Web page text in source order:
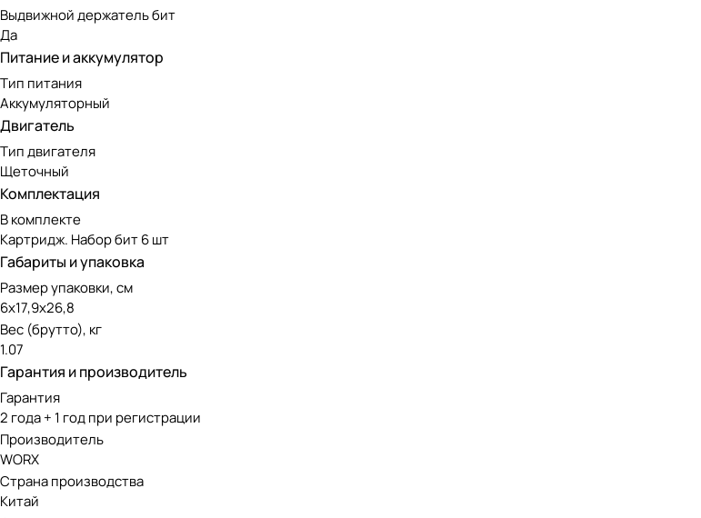
Выдвижной держатель бит
Да
Питание и аккумулятор
Тип питания
Аккумуляторный
Двигатель
Тип двигателя
Щеточный
Комплектация
В комплекте
Картридж. Набор бит 6 шт
Габариты и упаковка
Размер упаковки, см
6х17,9х26,8
Вес (брутто), кг
1.07
Гарантия и производитель
Гарантия
2 года + 1 год при регистрации
Производитель
WORX
Страна производства
Китай